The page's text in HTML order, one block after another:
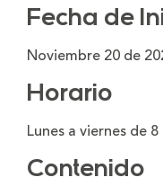
Fecha de
Noviembre 20 de
Horario
Lunes a viernes de
Contenido